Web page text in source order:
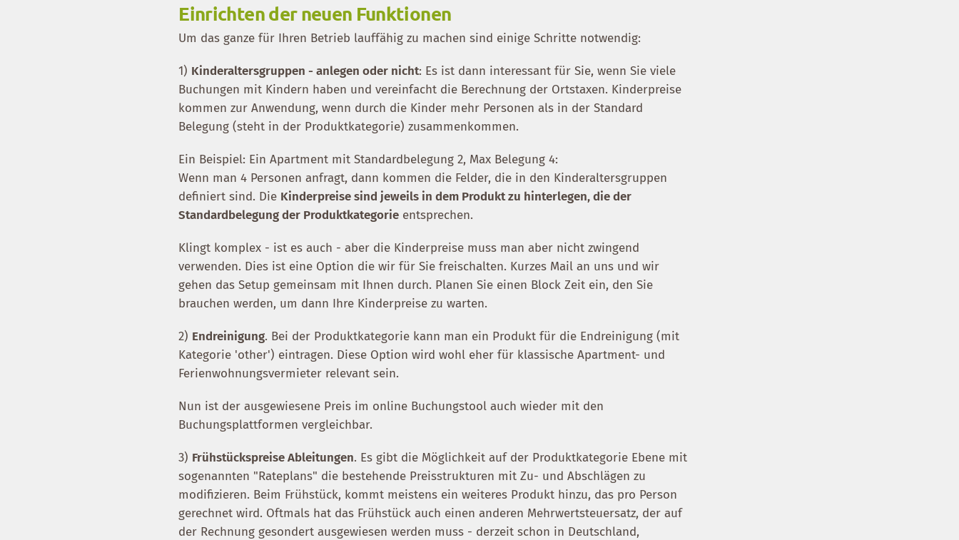
Einrichten der neuen Funktionen
Um das ganze für Ihren Betrieb lauffähig zu machen sind einige Schritte notwendig:
1) Kinderaltersgruppen - anlegen oder nicht: Es ist dann interessant für Sie, wenn Sie viele
Buchungen mit Kindern haben und vereinfacht die Berechnung der Ortstaxen. Kinderpreise
kommen zur Anwendung, wenn durch die Kinder mehr Personen als in der Standard
Belegung (steht in der Produktkategorie) zusammenkommen.
Ein Beispiel: Ein Apartment mit Standardbelegung 2, Max Belegung 4:
Wenn man 4 Personen anfragt, dann kommen die Felder, die in den Kinderaltersgruppen
definiert sind. Die Kinderpreise sind jeweils in dem Produkt zu hinterlegen, die der
Standardbelegung der Produktkategorie entsprechen.
Klingt komplex - ist es auch - aber die Kinderpreise muss man aber nicht zwingend
verwenden. Dies ist eine Option die wir für Sie freischalten. Kurzes Mail an uns und wir
gehen das Setup gemeinsam mit Ihnen durch. Planen Sie einen Block Zeit ein, den Sie
brauchen werden, um dann Ihre Kinderpreise zu warten.
2) Endreinigung. Bei der Produktkategorie kann man ein Produkt für die Endreinigung (mit
Kategorie 'other') eintragen. Diese Option wird wohl eher für klassische Apartment- und
Ferienwohnungsvermieter relevant sein.
Nun ist der ausgewiesene Preis im online Buchungstool auch wieder mit den
Buchungsplattformen vergleichbar.
3) Frühstückspreise Ableitungen. Es gibt die Möglichkeit auf der Produktkategorie Ebene mit
sogenannten "Rateplans" die bestehende Preisstrukturen mit Zu- und Abschlägen zu
modifizieren. Beim Frühstück, kommt meistens ein weiteres Produkt hinzu, das pro Person
gerechnet wird. Oftmals hat das Frühstück auch einen anderen Mehrwertsteuersatz, der auf
der Rechnung gesondert ausgewiesen werden muss - derzeit schon in Deutschland,